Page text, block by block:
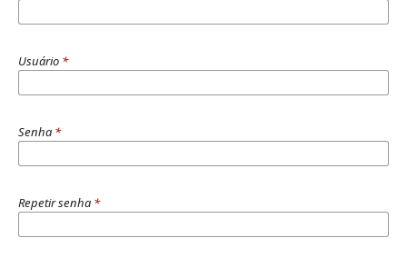
Usuário *
Senha *
Repetir senha *